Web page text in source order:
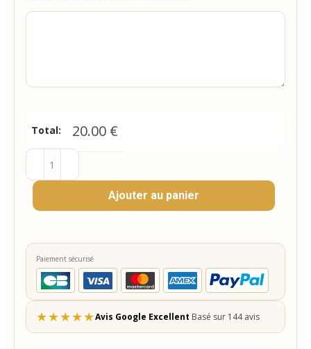
Total: 20.00 €
quantité
de
Coffret
20
Biscuits
personnalisés
Ajouter au panier
Paiement sécurisé
★★★★★Avis Google Excellent Basé sur 144 avis